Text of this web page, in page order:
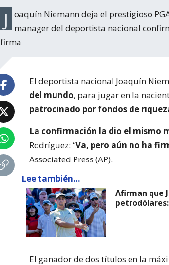
Joaquín Niemann deja el prestigioso PGA Tour y pone rumbo al circuito LIV Golf. El
manager del deportista nacional
firma
El deportista nacional Joaquín
del mundo, para jugar en la
patrocinado por fondos de
La confirmación la dio el mismo
Rodríguez: “Va, pero aún no ha
Associated Press (AP).
Lee también...
Afirman que
El ganador de dos títulos en la